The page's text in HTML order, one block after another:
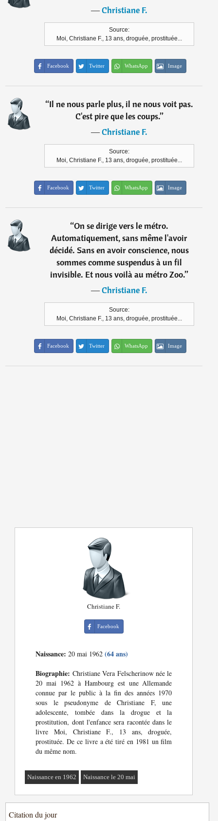
―Christiane F.
Source:
Moi, Christiane F., 13 ans, droguée, prostituée...
Facebook Twitter WhatsApp Image
“Il ne nous parle plus, il ne nous voit pas.
C'est pire que les coups.”
―Christiane F.
Source:
Moi, Christiane F., 13 ans, droguée, prostituée...
Facebook Twitter WhatsApp Image
“On se dirige vers le métro.
Automatiquement, sans même l'avoir
décidé. Sans en avoir conscience, nous
sommes comme suspendus à un fil
invisible. Et nous voilà au métro Zoo.”
―Christiane F.
Source:
Moi, Christiane F., 13 ans, droguée, prostituée...
Facebook Twitter WhatsApp Image
Christiane F.
Facebook
Naissance: 20 mai 1962(64 ans)
Biographie: Christiane Vera Felscherinow née le
20 mai 1962 à Hambourg est une Allemande
connue par le public à la fin des années 1970
sous le pseudonyme de Christiane F, une
adolescente, tombée dans la drogue et la
prostitution, dont l'enfance sera racontée dans le
livre Moi, Christiane F., 13 ans, droguée,
prostituée. De ce livre a été tiré en 1981 un film
du même nom.
Naissance en 1962 Naissance le 20 mai
Citation du jour